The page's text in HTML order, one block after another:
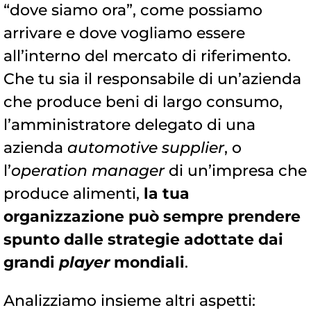
“dove siamo ora”, come possiamo
arrivare e dove vogliamo essere
all’interno del mercato di riferimento.
Che tu sia il responsabile di un’azienda
che produce beni di largo consumo,
l’amministratore delegato di una
azienda automotive supplier, o
l’operation managerdi un’impresa che
produce alimenti, la tua
organizzazione può sempre prendere
spunto dalle strategie adottate dai
grandi playermondiali.
Analizziamo insieme altri aspetti: